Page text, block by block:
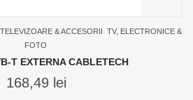
TELEVIZOARE & ACCESORII TV, ELECTRONICE &
FOTO
T EXTERNA CABLETECH
168,49 lei